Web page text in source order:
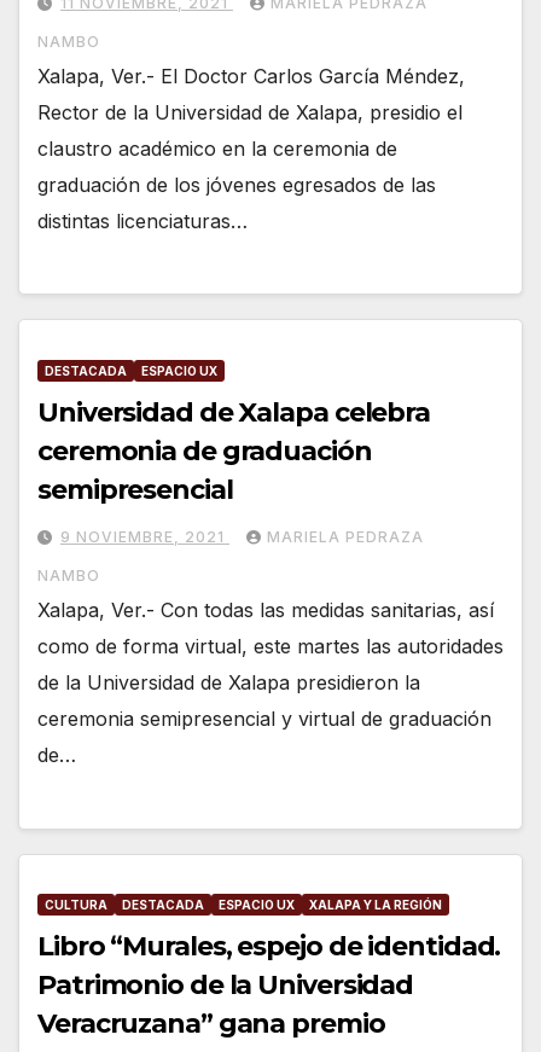
NAMBO
Xalapa, Ver.- El Doctor Carlos García Méndez,
Rector de la Universidad de Xalapa, presidio el
claustro académico en la ceremonia de
graduación de los jóvenes egresados de las
distintas licenciaturas…
DESTACADA ESPACIO UX
Universidad de Xalapa celebra
ceremonia de graduación
semipresencial
9 NOVIEMBRE, 2021 MARIELA PEDRAZA
NAMBO
Xalapa, Ver.- Con todas las medidas sanitarias, así
como de forma virtual, este martes las autoridades
de la Universidad de Xalapa presidieron la
ceremonia semipresencial y virtual de graduación
de…
CULTURA DESTACADA ESPACIO UX XALAPA Y LA REGIÓN
Libro “Murales, espejo de identidad.
Patrimonio de la Universidad
Veracruzana” gana premio